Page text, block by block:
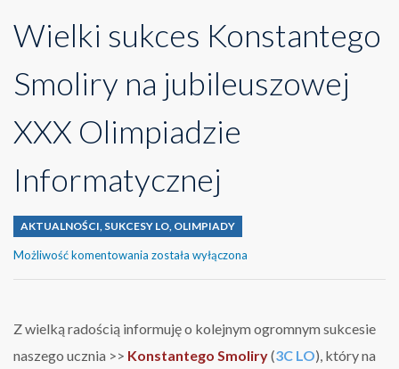
Wielki sukces Konstantego
Smoliry na jubileuszowej
XXX Olimpiadzie
Informatycznej
AKTUALNOŚCI SUKCESY LO OLIMPIADY
Możliwość komentowania Wielki
na
XXX
została wyłączona
Z wielką radością informuję o kolejnym ogromnym sukcesie
naszego ucznia >> Konstantego Smoliry(3C LO), który na